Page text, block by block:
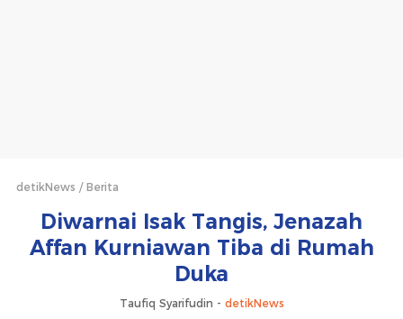
detikNews Berita
Diwarnai Isak Tangis, Jenazah
Affan Kurniawan Tiba di Rumah
Duka
Taufiq Syarifudin - detikNews